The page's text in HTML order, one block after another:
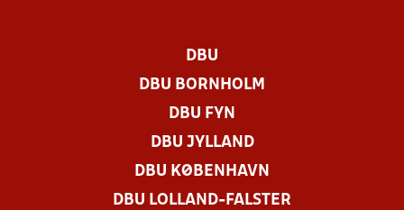
DBU
DBU BORNHOLM
DBU FYN
DBU JYLLAND
DBU KØBENHAVN
DBU LOLLAND-FALSTER